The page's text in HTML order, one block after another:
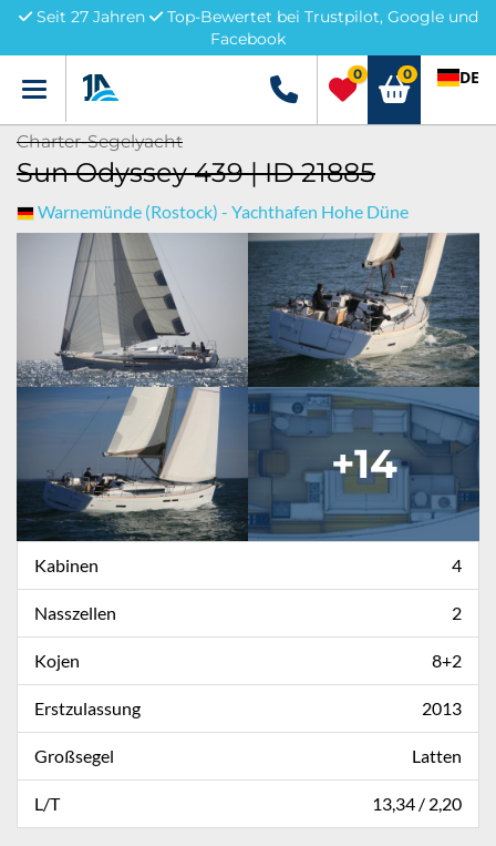
Seit 27 Jahren
Top-Bewertet bei Trustpilot, Google und
Facebook
Menü +49 5741 3222690
0 0 DE
Charter-Segelyacht
Sun Odyssey 439 | ID 21885
Warnemünde (Rostock) - Yachthafen Hohe Düne
+14
Kabinen 4
Nasszellen 2
Kojen 8+2
Erstzulassung 2013
Großsegel Latten
L/T 13,34 / 2,20